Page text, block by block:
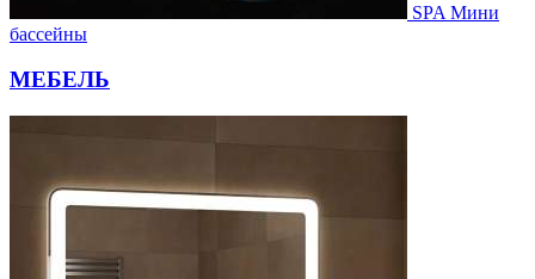
SPA Мини
бассейны
МЕБЕЛЬ